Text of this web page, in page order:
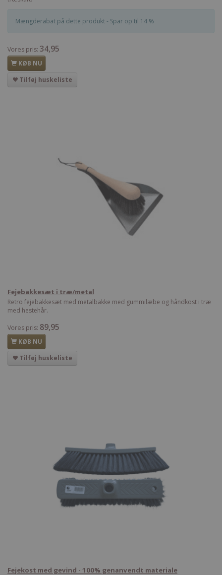
Mængderabat på dette produkt - Spar op til 14 %
Vores pris: 34,95
KØB NU
Tilføj huskeliste
Fejebakkesæt i træ/metal
Retro fejebakkesæt med metalbakke med gummilæbe og håndkost i træ
med hestehår.
Vores pris: 89,95
KØB NU
Tilføj huskeliste
Fejekost med gevind - 100% genanvendt materiale